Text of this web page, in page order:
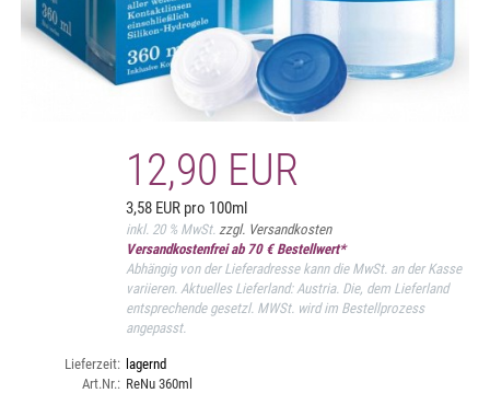
12,90 EUR
3,58 EUR pro 100ml
inkl. 20 % MwSt. zzgl. Versandkosten
Versandkostenfrei ab 70 € Bestellwert*
Abhängig von der Lieferadresse kann die MwSt. an der Kasse
variieren. Aktuelles Lieferland: Austria. Die, dem Lieferland
entsprechende gesetzl. MWSt. wird im Bestellprozess
angepasst.
Lieferzeit: lagernd
Art.Nr.: ReNu 360ml